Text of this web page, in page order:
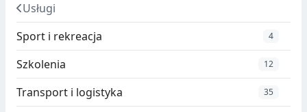
Usługi
Sport i rekreacja
4
Szkolenia 12
Transport i logistyka 35